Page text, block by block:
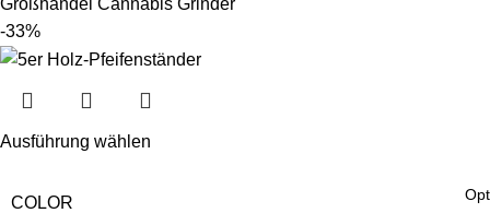
Großhandel Cannabis Grinder
-33%
Ausführung wählen
COLOR